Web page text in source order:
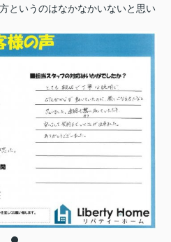
というのはなかなかいないと思い